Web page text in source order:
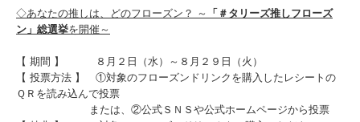
◇あなたの推しは、どのフローズン？ ～
「＃タリーズ推しフローズ
ン」総選挙を開催～
【 期間 】 ８月２日（水）～８月２９日（火）
【 投票方法 】 ①対象のフローズンドリンクを購入したレシートの
ＱＲを読み込んで投票
または、②公式ＳＮＳや公式ホームページから投票